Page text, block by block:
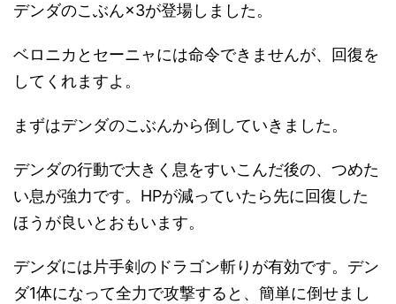
デンダのこぶん×3が登場しました。
ベロニカとセーニャには命令できませんが、回復を
してくれますよ。
まずはデンダのこぶんから倒していきました。
デンダの行動で大きく息をすいこんだ後の、つめた
い息が強力です。HPが減っていたら先に回復した
ほうが良いとおもいます。
デンダには片手剣のドラゴン斬りが有効です。デン
ダ1体になって全力で攻撃すると、簡単に倒せまし